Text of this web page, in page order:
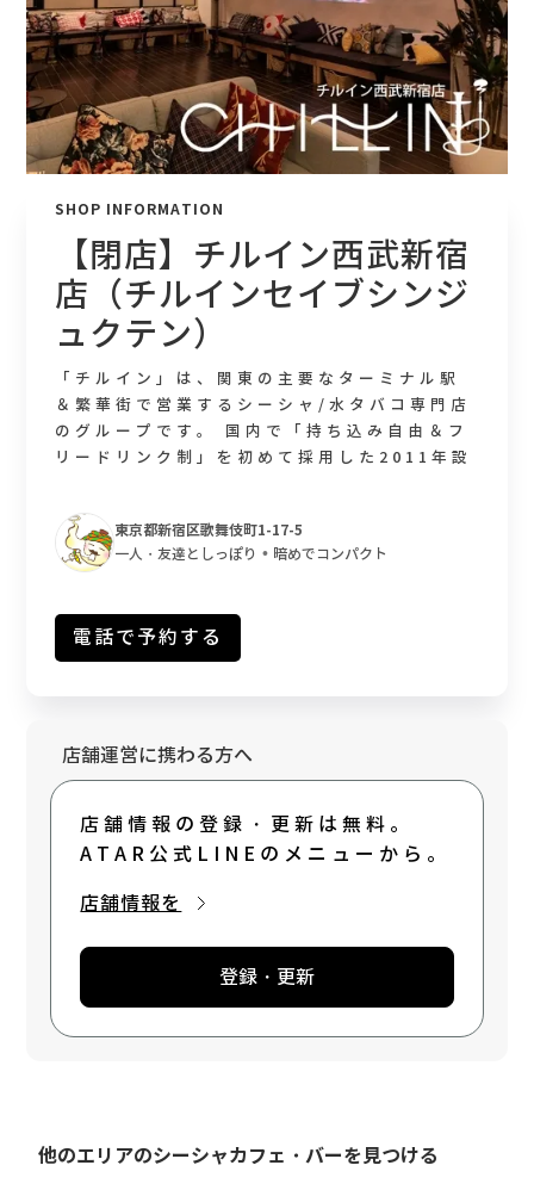
SHOP INFORMATION
【閉店】チルイン西武新宿
店（チルインセイブシンジ
ュクテン）
「チルイン」は、関東の主要なターミナル駅
＆繁華街で営業するシーシャ/水タバコ専門店
のグループです。 国内で「持ち込み自由＆フ
リードリンク制」を初めて採用した2011年設
た統一機材 ・同じメーカーの同じフレーバー
・統一されたオペレーション を徹底してお
り、行く先々で、安心してハイクオリティな
供時に添えられるレシピカードには、各フレ
ーバーの配合比率が0.5g単位で明記されてい
ますので、写真に残しておくと、次回ご来店
でもどこでも、安心して美味しいシーシャが
東京都新宿区歌舞伎町1-17-5
一人・友達としっぽり • 暗めでコンパクト
電話で予約する
店舗運営に携わる方へ
店舗情報の登録・更新は無料。
ATAR公式LINEのメニューから。
店舗情報を
登録・更新
他のエリアのシーシャカフェ・バーを見つける